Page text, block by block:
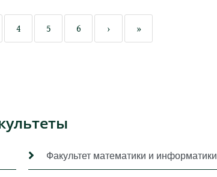
4 5 6 › »
Факультет математики и информатики